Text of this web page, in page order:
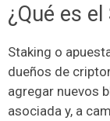
¿Qué es
Staking o
dueños de
agregar nuevos
asociada y, a